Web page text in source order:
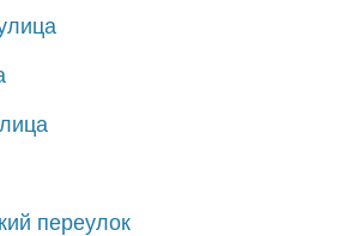
переулок